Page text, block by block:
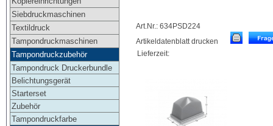
Siebdruckmaschinen
Textildruck
Tampondruckmaschinen
Tampondruckzubehör
Tampondruck Druckerbundle
Belichtungsgerät
Starterset
Zubehör
Tampondruckfarbe
Art.Nr.: 634PSD224
Artikeldatenblatt drucken
Lieferzeit: